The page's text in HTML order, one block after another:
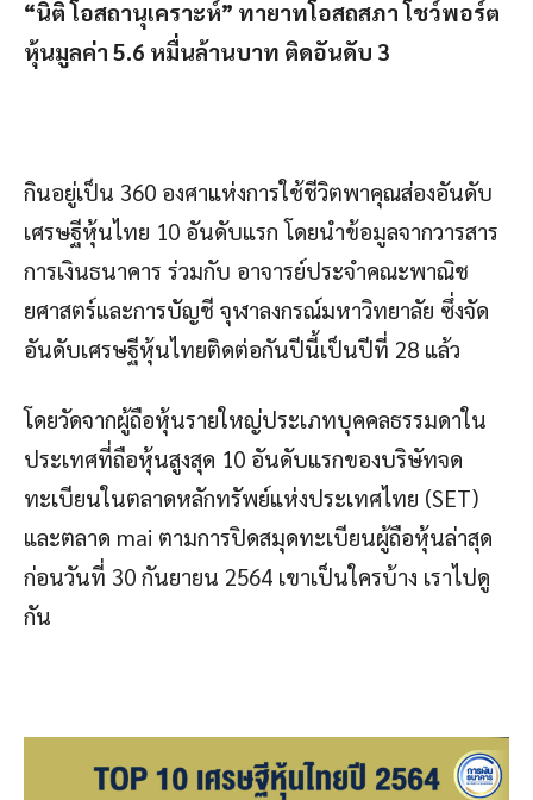
“นิติ โอสถานุเคราะห์” ทายาทโอสถสภา โชว์พอร์ต
หุ้นมูลค่า 5.6 หมื่นล้านบาท ติดอันดับ 3
กินอยู่เป็น 360 องศาแห่งการใช้ชีวิตพาคุณส่องอันดับ
เศรษฐีหุ้นไทย 10 อันดับแรก โดยนำข้อมูลจากวารสาร
การเงินธนาคาร ร่วมกับ อาจารย์ประจำคณะพาณิช
ยศาสตร์และการบัญชี จุฬาลงกรณ์มหาวิทยาลัย ซึ่งจัด
อันดับเศรษฐีหุ้นไทยติดต่อกันปีนี้เป็นปีที่ 28 แล้ว
โดยวัดจากผู้ถือหุ้นรายใหญ่ประเภทบุคคลธรรมดาใน
ประเทศที่ถือหุ้นสูงสุด 10 อันดับแรกของบริษัทจด
ทะเบียนในตลาดหลักทรัพย์แห่งประเทศไทย (SET)
และตลาด mai ตามการปิดสมุดทะเบียนผู้ถือหุ้นล่าสุด
ก่อนวันที่ 30 กันยายน 2564 เขาเป็นใครบ้าง เราไปดู
กัน